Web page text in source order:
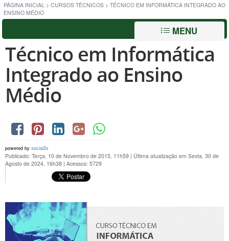
PÁGINA INICIAL > CURSOS TÉCNICOS > TÉCNICO EM INFORMÁTICA INTEGRADO AO
ENSINO MÉDIO
MENU
Técnico em Informática
Integrado ao Ensino
Médio
powered by social2s
Publicado: Terça, 10 de Novembro de 2015, 11h59 | Última atualização em Sexta, 30 de
Agosto de 2024, 16h38 | Acessos: 5729